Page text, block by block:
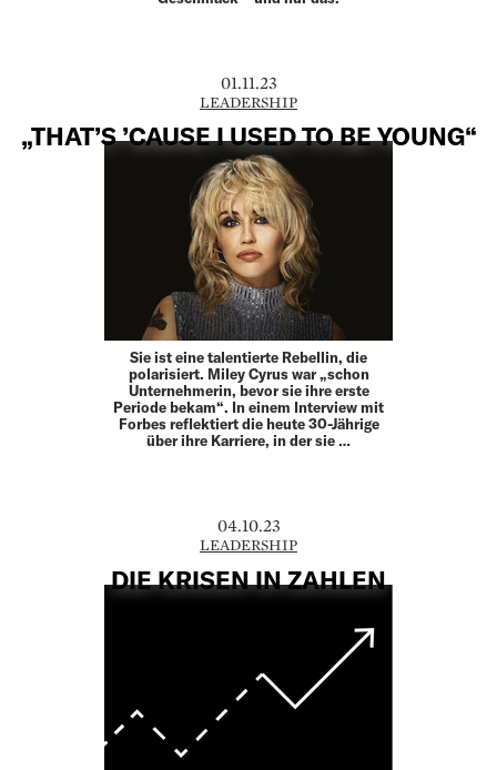
01.11.23
LEADERSHIP
„THAT’S ’CAUSE I USED TO BE YOUNG“
Sie ist eine talentierte Rebellin, die
polarisiert. Miley Cyrus war „schon
Unternehmerin, bevor sie ihre erste
Periode bekam“. In einem Interview mit
Forbes reflektiert die heute 30-Jährige
über ihre Karriere, in der sie …
04.10.23
LEADERSHIP
DIE KRISEN IN ZAHLEN